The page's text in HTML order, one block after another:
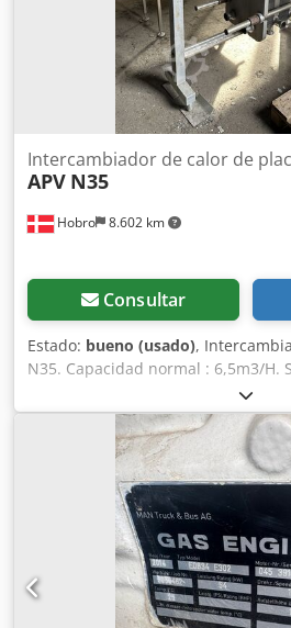
Hobro 8.602 km
Intercambiador de calor de
APV N35
Consultar
Estado: bueno (usado),
N35. Capacidad normal : 6,5m3/H.
transmisión : 67,9m2. Presión de
prueba : 6bar. Chsdsrwl I Hopfx Ap
94 litros. Volumen, Lado 2 : 94
trabajo, MAX/MIN. Grados